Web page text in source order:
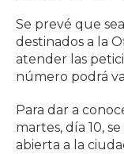
Se prevé que
destinados a la
atender las
número podrá
Para dar a
martes, día 10,
abierta a la